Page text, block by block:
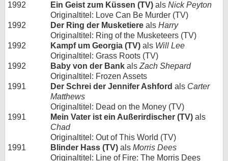
1992
Ein Geist zum Küssen (TV) als Nick Peyton
Originaltitel: Love Can Be Murder (TV)
1992
Der Ring der Musketiere als Harry
Originaltitel: Ring of the Musketeers (TV)
1992
Kampf um Georgia (TV) als Will Lee
Originaltitel: Grass Roots (TV)
1992
Baby von der Bank als Zach Shepard
Originaltitel: Frozen Assets
1991
Der Schrei der Jennifer Ashford als Carter
Matthews
Originaltitel: Dead on the Money (TV)
1991
Mein Vater ist ein Außerirdischer (TV) als
Chad
Originaltitel: Out of This World (TV)
1991
Blinder Hass (TV) als Morris Dees
Originaltitel: Line of Fire: The Morris Dees